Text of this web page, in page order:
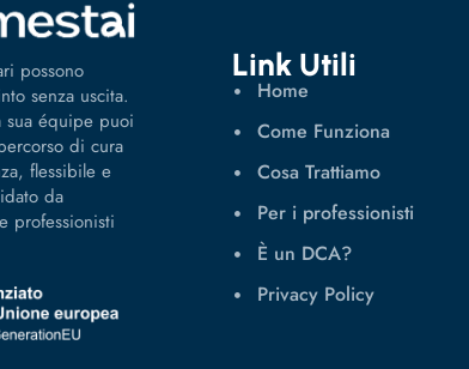
possono
senza uscita.
sua équipe puoi
di cura
flessibile e
da
professionisti
Link Utili
Home
Come Funziona
Cosa Trattiamo
Per i professionisti
È un DCA?
Privacy Policy